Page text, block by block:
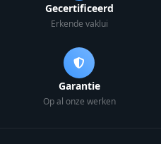
Gecertificeerd
Erkende vaklui
Garantie
Op al onze werken